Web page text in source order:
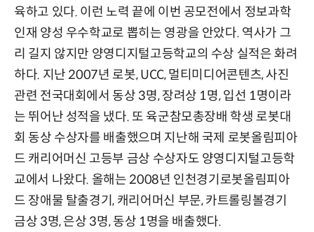
육하고 있다. 이런 노력 끝에 이번 공모전에서 정보과학
인재 양성 우수학교로 뽑히는 영광을 안았다. 역사가 그
리 길지 않지만 양영디지털고등학교의 수상 실적은 화려
하다. 지난 2007년 로봇, UCC, 멀티미디어콘텐츠, 사진
관련 전국대회에서 동상 3명, 장려상 1명, 입선 1명이라
는 뛰어난 성적을 냈다. 또 육군참모총장배 학생 로봇대
회 동상 수상자를 배출했으며 지난해 국제 로봇올림피아
드 캐리어머신 고등부 금상 수상자도 양영디지털고등학
교에서 나왔다. 올해는 2008년 인천경기로봇올림피아
드 장애물 탈출경기, 캐리어머신 부문, 카트롤링볼경기
금상 3명, 은상 3명, 동상 1명을 배출했다.